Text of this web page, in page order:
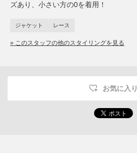
ズあり、小さい方の0を着用！
ジャケット レース
» このスタッフの他のスタイリングを見る
お気に入り